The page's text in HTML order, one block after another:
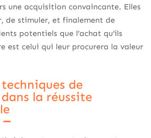
une acquisition convaincante. Elles
de stimuler, et finalement de
potentiels que l’achat qu’ils
est celui qui leur procurera la valeur
de
la réussite